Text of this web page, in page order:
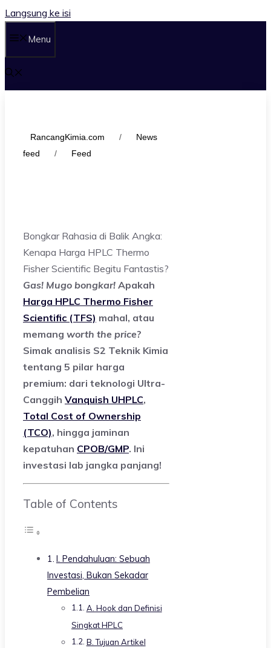
Langsung ke isi
Menu
RancangKimia.com /
News
feed
/ Feed
Bongkar Rahasia di Balik Angka:
Kenapa Harga HPLC Thermo
Fisher Scientific Begitu Fantastis?
Gas! Mugo bongkar! Apakah
Harga HPLC Thermo Fisher
Scientific (TFS) mahal, atau
memang worth the price?
Simak analisis S2 Teknik Kimia
tentang 5 pilar harga
premium: dari teknologi Ultra-
Canggih Vanquish UHPLC,
Total Cost of Ownership
(TCO), hingga jaminan
kepatuhan CPOB/GMP. Ini
investasi lab jangka panjang!
Table of Contents
I. Pendahuluan: Sebuah
Investasi, Bukan Sekadar
Pembelian
A. Hook dan Definisi
Singkat HPLC
B. Tujuan Artikel